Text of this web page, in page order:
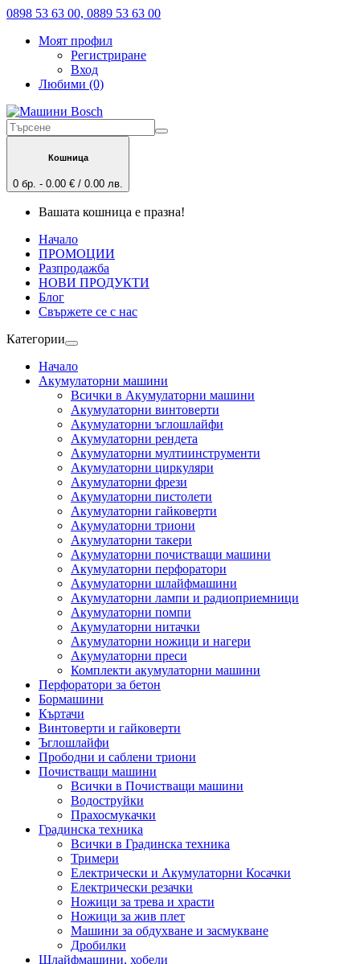
0898 53 63 00, 0889 53 63 00
Моят профил
Регистриране
Вход
Любими (0)
Кошница
0 бр. - 0.00 € / 0.00 лв.
Вашата кошница е празна!
Начало
ПРОМОЦИИ
Разпродажба
НОВИ ПРОДУКТИ
Блог
Свържете се с нас
Категории
Начало
Акумулаторни машини
Всички в Акумулаторни машини
Акумулаторни винтоверти
Акумулаторни ъглошлайфи
Акумулаторни рендета
Акумулаторни мултиинструменти
Акумулаторни циркуляри
Акумулаторни фрези
Акумулаторни пистолети
Акумулаторни гайковерти
Акумулаторни триони
Акумулаторни такери
Акумулаторни почистващи машини
Акумулаторни перфоратори
Акумулаторни шлайфмашини
Акумулаторни лампи и радиоприемници
Акумулаторни помпи
Акумулаторни нитачки
Акумулаторни ножици и нагери
Акумулаторни преси
Комплекти акумулаторни машини
Перфоратори за бетон
Бормашини
Къртачи
Винтоверти и гайковерти
Ъглошлайфи
Прободни и саблени триони
Почистващи машини
Всички в Почистващи машини
Водоструйки
Прахосмукачки
Градинска техника
Всички в Градинска техника
Тримери
Електрически и Акумулаторни Косачки
Електрически резачки
Ножици за трева и храсти
Ножици за жив плет
Машини за обдухване и засмукване
Дробилки
Шлайфмашини, хобели